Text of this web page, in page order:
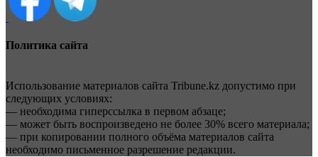
Политика сайта
Использование материалов сайта Tribune.kz допустимо при
следующих условиях:
— необходима гиперссылка в первом абзаце;
— может быть воспроизведено не более 30% всего материала;
— при копировании полного объёма материалов сайта
необходимо письменное разрешение редакции.